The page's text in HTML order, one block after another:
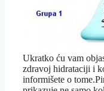
Ukratko ću vam
zdravoj hidrataciji i
informišete o